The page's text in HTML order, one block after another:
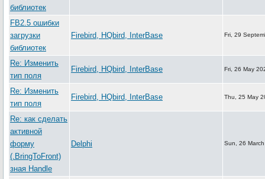
библиотек
FB2.5 ошибки
загрузки
библиотек
Firebird, HQbird, InterBase Fri, 29
Re: Изменить
тип поля
Firebird, HQbird, InterBase Fri, 26 May
Re: Изменить
тип поля
Firebird, HQbird, InterBase Thu, 25 May
Re: как сделать
активной
форму
(.BringToFront)
зная Handle
Delphi Sun, 26